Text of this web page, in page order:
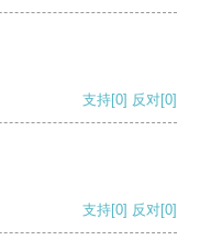
支持[0] 反对[0]
支持[0] 反对[0]